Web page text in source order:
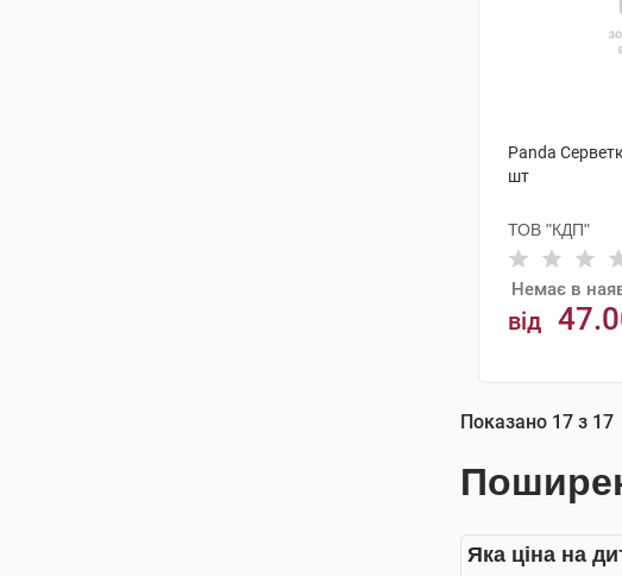
Panda
шт
ТОВ "КДП"
Немає в
від
Показано 17 з 17
Яка ціна на